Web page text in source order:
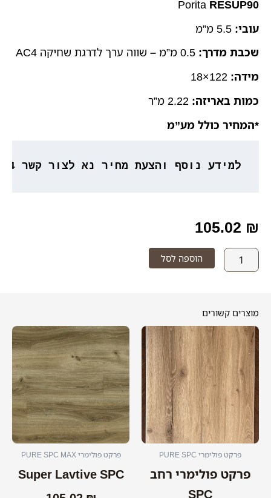
Porita RESUP90
עובי: 5.5 מ”מ
שכבת מדרך: 0.5 מ”מ – שווה ערך לדרגת שחיקה AC4
מידה: 122×18
כמות באריזה: 2.22 מ”ר
*המחיר כולל מע”מ
למידע נוסף והצעת מחיר נא לצור קשר 053-3777764
105.02 ₪
כמות
של
הוספה לסל
מוצרים קשורים
פרקט פולימרי PURE SPC
פרקט פולימרי רחב
SPC
למוצר
זה
יש
מספר
סוגים.
ניתן
לבחור
את
המוצר
פרקט פולימרי PURE SPC MAX
Super Lavtive SPC